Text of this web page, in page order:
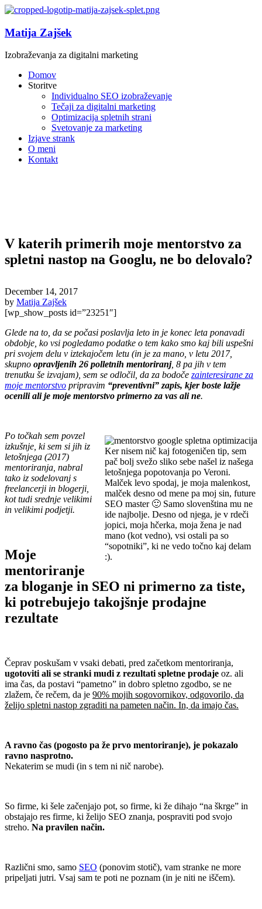
Matija Zajšek
Izobraževanja za digitalni marketing
Domov
Storitve
Individualno SEO izobraževanje
Tečaji za digitalni marketing
Optimizacija spletnih strani
Svetovanje za marketing
Izjave strank
O meni
Kontakt
V katerih primerih moje mentorstvo za
spletni nastop na Googlu, ne bo delovalo?
December 14, 2017
by Matija Zajšek
[wp_show_posts id=”23251″]
Glede na to, da se počasi poslavlja leto in je konec leta ponavadi
obdobje, ko vsi pogledamo podatke o tem kako smo kaj bili uspešni
pri svojem delu v iztekajočem letu (in je za mano, v letu 2017,
skupno opravljenih 26 polletnih mentoriranj, 8 pa jih v tem
trenutku še izvajam), sem se odločil, da za bodoče zainteresirane za
moje mentorstvo pripravim “preventivni” zapis, kjer boste lažje
ocenili ali je moje mentorstvo primerno za vas ali ne.
Ker nisem nič kaj fotogeničen tip, sem
pač bolj svežo sliko sebe našel iz našega
letošnjega popotovanja po Veroni.
Malček levo spodaj, je moja malenkost,
malček desno od mene pa moj sin, future
SEO master 🙂 Samo slovenština mu ne
ide najbolje. Desno od njega, je v rdeči
jopici, moja hčerka, moja žena je nad
mano (kot vedno), vsi ostali pa so
“sopotniki”, ki ne vedo točno kaj delam
:).
Po točkah sem povzel
izkušnje, ki sem si jih iz
letošnjega (2017)
mentoriranja, nabral
tako iz sodelovanj s
freelancerji in blogerji,
kot tudi srednje velikimi
in velikimi podjetji.
Moje
mentoriranje
za bloganje in SEO ni primerno za tiste,
ki potrebujejo takojšnje prodajne
rezultate
Čeprav poskušam v vsaki debati, pred začetkom mentoriranja,
ugotoviti ali se stranki mudi z rezultati spletne prodaje oz. ali
ima čas, da postavi “pametno” in dobro spletno zgodbo, se ne
zlažem, če rečem, da je 90% mojih sogovornikov, odgovorilo, da
želijo spletni nastop zgraditi na pameten način. In, da imajo čas.
A ravno čas (pogosto pa že prvo mentoriranje), je pokazalo
ravno nasprotno.
Nekaterim se mudi (in s tem ni nič narobe).
So firme, ki šele začenjajo pot, so firme, ki že dihajo “na škrge” in
obstajajo res firme, ki želijo SEO znanja, pospraviti pod svojo
streho. Na pravilen način.
Različni smo, samo SEO (ponovim stotič), vam stranke ne more
pripeljati jutri. Vsaj sam te poti ne poznam (in je niti ne iščem).